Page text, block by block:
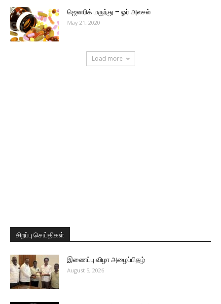
ஜெனரிக் மருந்து – ஓர் அலசல்
May 21, 2020
Load more
சிறப்பு செய்திகள்
இணைப்பு விழா அழைப்பிதழ்
August 5, 2026